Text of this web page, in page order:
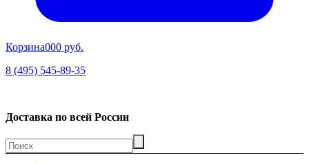
Корзина000 руб.
8 (495) 545-89-35
Доставка по всей России